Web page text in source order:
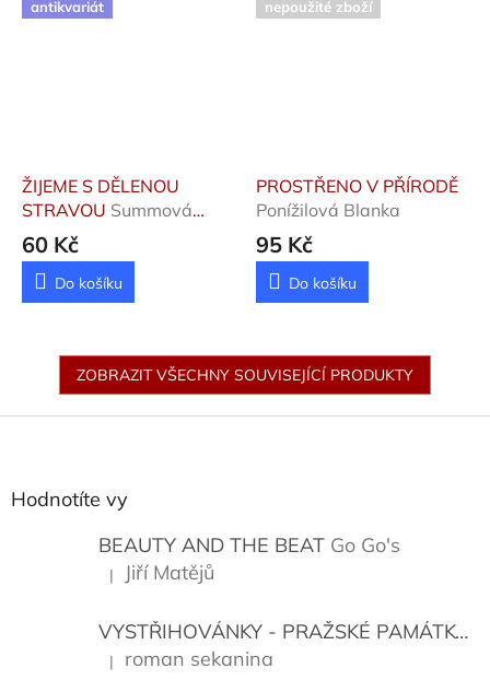
antikvariát
ŽIJEME S DĚLENOU
STRAVOU Summová
Ursula
60 Kč
Do košíku
nepoužité zboží
PROSTŘENO V PŘÍRODĚ
Ponížilová Blanka
95 Kč
Do košíku
ZOBRAZIT VŠECHNY SOUVISEJÍCÍ PRODUKTY
Hodnotíte vy
BEAUTY AND THE BEAT Go Go's
Hodnocení produktu je 5 z 5 hvězdiček.
| Jiří Matějů
VYSTŘIHOVÁNKY - PRAŽSKÉ PAMÁTKY
Hodnocení produktu je 5 z 5 hvězdiček.
| roman sekanina